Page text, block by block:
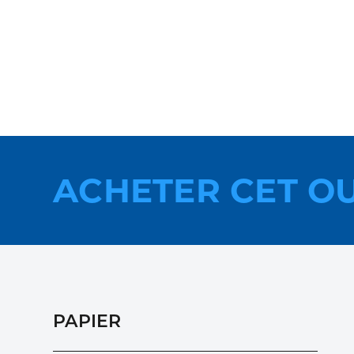
ACHETER CET
PAPIER